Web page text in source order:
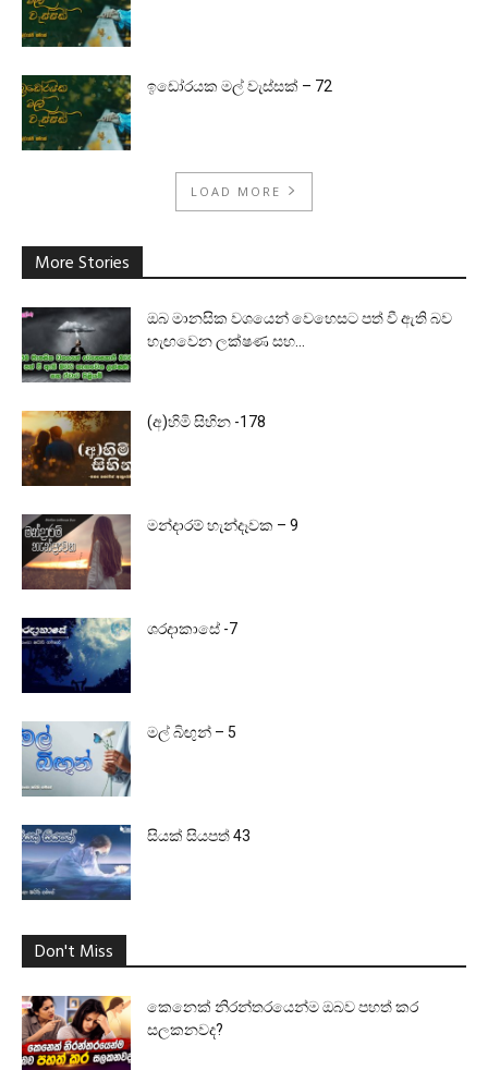
ඉඩෝරයක මල් වැස්සක් – 72
LOAD MORE
More Stories
ඔබ මානසික වශයෙන් වෙහෙසට පත් වී ඇති බව
හැඟවෙන ලක්ෂණ සහ...
(අ)හිමි සිහින -178
මන්දාරම් හැන්දෑවක – 9
ශරදාකාසේ -7
මල් බිඟුන් – 5
සියක් සියපත් 43
Don't Miss
කෙනෙක් නිරන්තරයෙන්ම ඔබව පහත් කර
සලකනවද?